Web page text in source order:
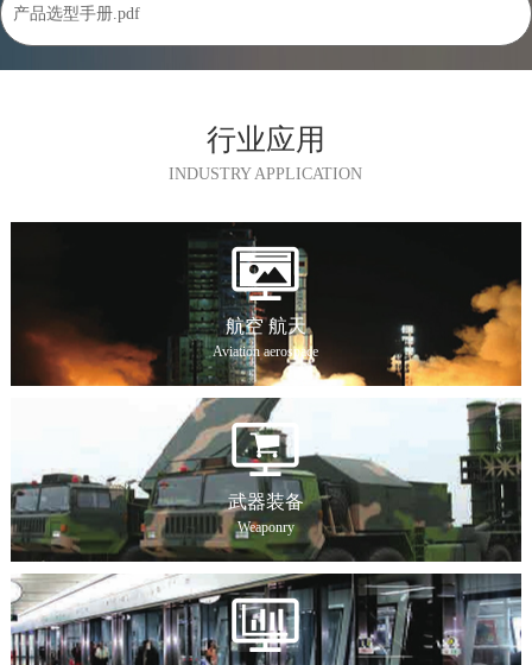
铁路机车电源110V输入
产品选型手册.pdf
行业应用
INDUSTRY APPLICATION
航空 航天
Aviation aerospace
武器装备
Weaponry